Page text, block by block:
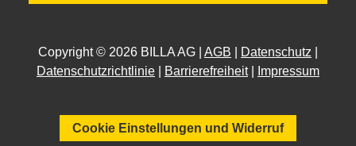
Copyright © 2026 BILLA AG | AGB Datenschutz
Datenschutzrichtlinie
Barrierefreiheit| Impressum
Cookie Einstellungen und Widerruf